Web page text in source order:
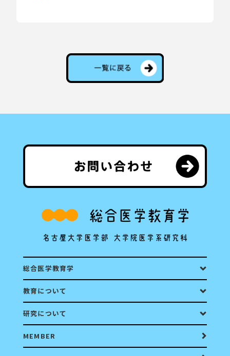
総合医学教育学
教育について
研究について
MEMBER